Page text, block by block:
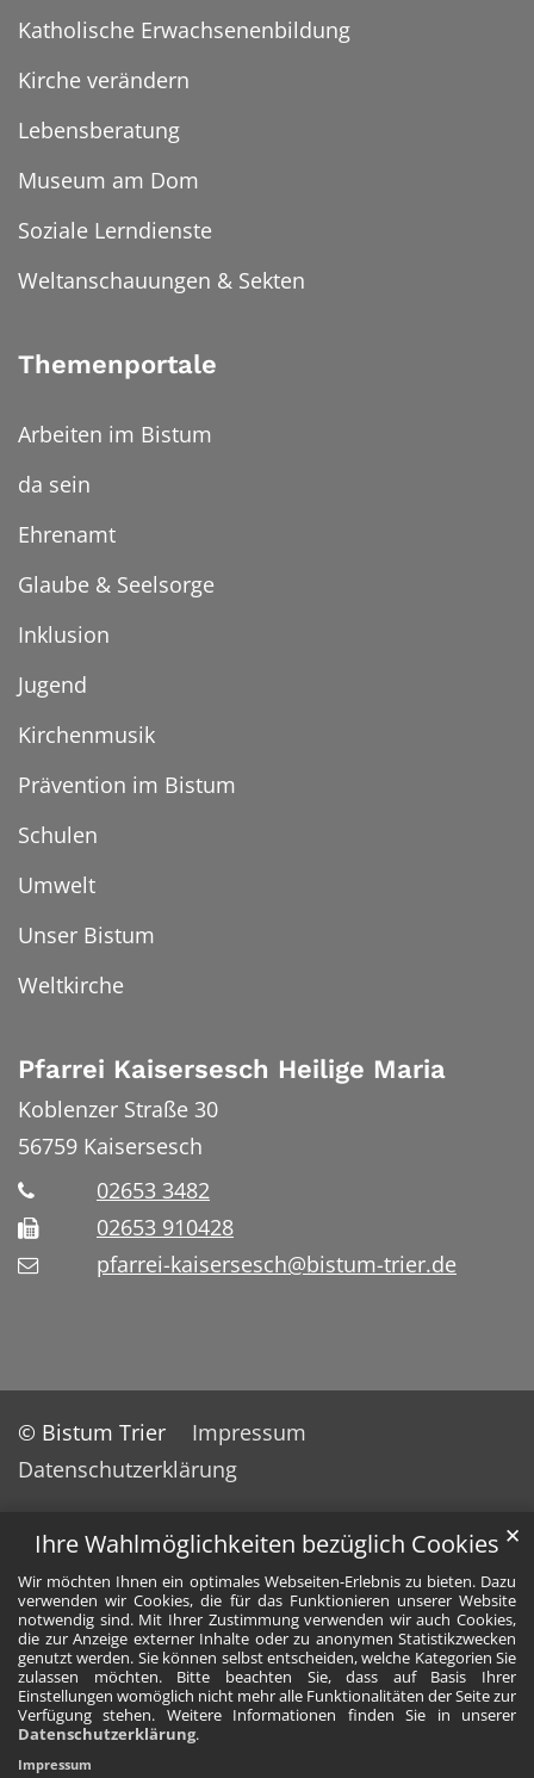
Ihre Wahlmöglichkeiten bezüglich Cookies
Wir möchten Ihnen ein optimales Webseiten-Erlebnis zu bieten. Dazu
verwenden wir Cookies, die für das Funktionieren unserer Website
notwendig sind. Mit Ihrer Zustimmung verwenden wir auch Cookies,
die zur Anzeige externer Inhalte oder zu anonymen Statistikzwecken
genutzt werden. Sie können selbst entscheiden, welche Kategorien Sie
zulassen möchten. Bitte beachten Sie, dass auf Basis Ihrer
Einstellungen womöglich nicht mehr alle Funktionalitäten der Seite zur
Verfügung stehen. Weitere Informationen finden Sie in unserer
Datenschutzerklärung.
✕
Impressum
Katholische Erwachsenenbildung
Kirche verändern
Lebensberatung
Museum am Dom
Soziale Lerndienste
Weltanschauungen & Sekten
Themenportale
Arbeiten im Bistum
da sein
Ehrenamt
Glaube & Seelsorge
Inklusion
Jugend
Kirchenmusik
Prävention im Bistum
Schulen
Umwelt
Unser Bistum
Weltkirche
Pfarrei Kaisersesch Heilige Maria
Koblenzer Straße 30
56759 Kaisersesch
02653 3482
02653 910428
pfarrei-kaisersesch@bistum-trier.de
© Bistum Trier
Impressum
Datenschutzerklärung